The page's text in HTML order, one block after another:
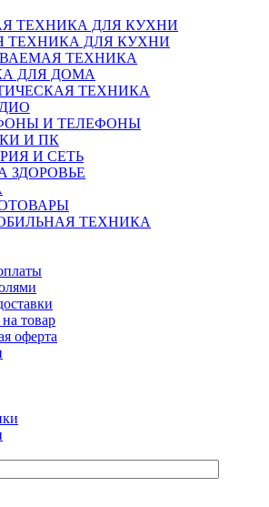
ТЕХНИКА ДЛЯ КУХНИ
ТЕХНИКА ДЛЯ КУХНИ
ТЕХНИКА
ДЛЯ ДОМА
ТЕХНИКА
И ТЕЛЕФОНЫ
И ПК
И СЕТЬ
ЗДОРОВЬЕ
ТЕХНИКА
товар
оферта